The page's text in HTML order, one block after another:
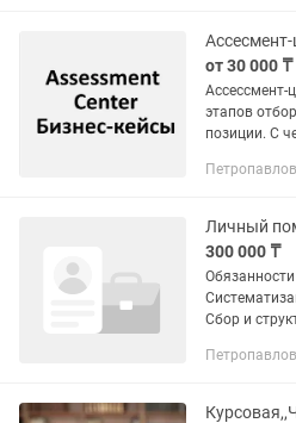
от 30 000 ₸
Ассессмент-
этапов
позиции. С чем сталкиваются
команде,
Личный
300 000 ₸
Сбор и
объекту Ведение бумажного архива